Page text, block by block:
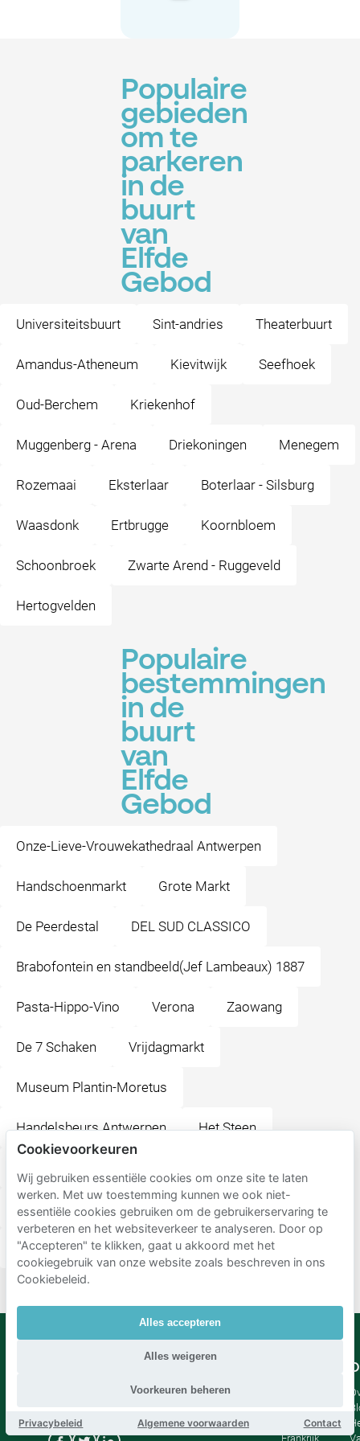
Populaire
gebieden
om te
parkeren
in de
buurt
van
Elfde
Gebod
Universiteitsbuurt Sint-andries Theaterbuurt
Amandus-Atheneum Kievitwijk Seefhoek
Oud-Berchem Kriekenhof
Muggenberg - Arena Driekoningen Menegem
Rozemaai Eksterlaar Boterlaar - Silsburg
Waasdonk Ertbrugge Koornbloem
Schoonbroek Zwarte Arend - Ruggeveld
Hertogvelden
Populaire
bestemmingen
in de
buurt
van
Elfde
Gebod
Onze-Lieve-Vrouwekathedraal Antwerpen
Handschoenmarkt Grote Markt
De Peerdestal DEL SUD CLASSICO
Brabofontein en standbeeld(Jef Lambeaux) 1887
Pasta-Hippo-Vino Verona Zaowang
De 7 Schaken Vrijdagmarkt
Museum Plantin-Moretus
Handelsbeurs Antwerpen Het Steen
Stadsschouwburg Antwerpen Theaterplein
Sint-Annatunnel Felix Food Klub | Felix Pakhuis
B.V.
Spaans
Frankrijk
Cookievoorkeuren
Wij gebruiken essentiële cookies om onze site te laten
werken. Met uw toestemming kunnen we ook niet-
essentiële cookies gebruiken om de gebruikerservaring te
verbeteren en het websiteverkeer te analyseren. Door op
"Accepteren" te klikken, gaat u akkoord met het
cookiegebruik van onze website zoals beschreven in ons
Cookiebeleid.
Alles accepteren
Alles weigeren
Voorkeuren beheren
Privacybeleid Algemene voorwaarden Contact